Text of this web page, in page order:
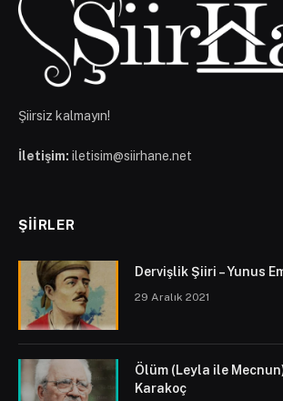
Şiirsiz kalmayın!
İletişim: iletisim@siirhane.net
ŞIIRLER
Dervişlik Şiiri – Yunus
29 Aralık 2021
Ölüm (Leyla ile
Karakoç